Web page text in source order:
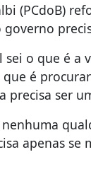
(PCdoB)
sei o que é
é
precisa ser
nenhuma
apenas se